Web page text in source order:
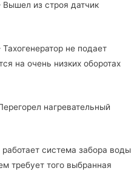
из строя датчик
не подает
на очень низких оборотах
нагревательный
система забора воды
требует того выбранная